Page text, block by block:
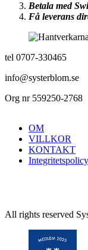
Betala med
Få leverans
tel 0707-330465
info@systerblom.se
Org nr 559250-2768
OM
VILLKOR
KONTAKT
Integritetspolicy
All rights reserved